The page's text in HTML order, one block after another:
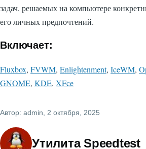
задач, решаемых на компьютере
его личных предпочтений.
Включает:
Fluxbox, FVWM, Enlightenment, IceWM,
GNOME, KDE, XFce
Автор: admin , 2 октября, 2025
Утилита Speedtest